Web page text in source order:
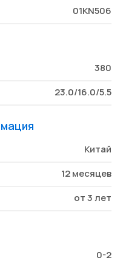
01KN506
380
23.0/16.0/5.5
Китай
12 месяцев
от 3 лет
0-2